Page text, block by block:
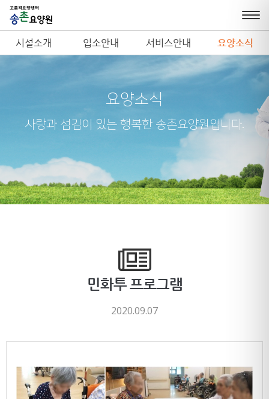
시설소개 입소안내 서비스안내 요양소식
요양소식
사랑과 섬김이 있는 행복한 송촌요양원입니다.
민화투 프로그램
2020.09.07